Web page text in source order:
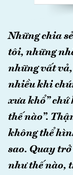
Những chia
tôi, những
những vất
nhiều khi
xưa khổ” chứ
thế nào”.
không thể
sao. Quay
như thế nào,